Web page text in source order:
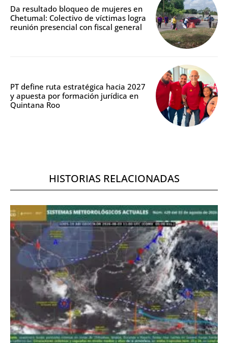
Da resultado bloqueo de mujeres en
Chetumal: Colectivo de víctimas logra
reunión presencial con fiscal general
PT define ruta estratégica hacia 2027
y apuesta por formación jurídica en
Quintana Roo
HISTORIAS RELACIONADAS